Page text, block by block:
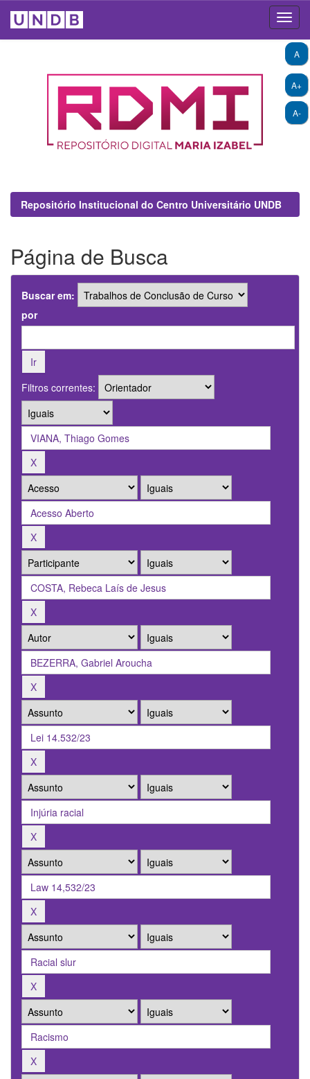
A+
A-
A
Repositório Institucional do Centro Universitário UNDB
Página de Busca
Buscar em:
por
Filtros correntes: